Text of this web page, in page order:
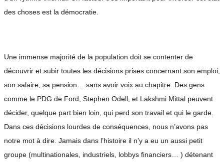
des choses est la démocratie.
Une immense majorité de la population doit se contenter de
découvrir et subir toutes les décisions prises concernant son emploi,
son salaire, sa pension… sans avoir voix au chapitre. Des gens
comme le PDG de Ford, Stephen Odell, et Lakshmi Mittal peuvent
décider, quelque part bien loin, qui perd son travail et qui le garde.
Dans ces décisions lourdes de conséquences, nous n’avons pas
notre mot à dire. Jamais dans l’histoire il n’y a eu un aussi petit
groupe (multinationales, industriels, lobbys financiers… ) détenant